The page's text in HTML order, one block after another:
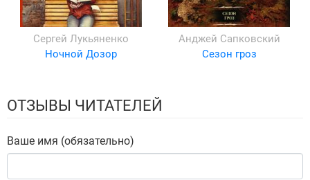
Сергей Лукьяненко
Ночной Дозор
Анджей Сапковский
Сезон гроз
ОТЗЫВЫ ЧИТАТЕЛЕЙ
Ваше имя (обязательно)